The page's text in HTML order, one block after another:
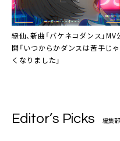
緑仙、新曲「バケネコダンス」MV
開「いつからかダンスは苦手じ
くなりました」
Editor’s Picks 編集